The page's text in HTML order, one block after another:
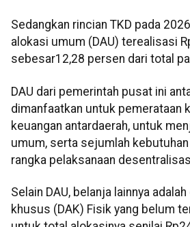
Sedangkan rincian TKD pada
alokasi umum (DAU) terealisasi
sebesar12,28 persen dari total
DAU dari pemerintah pusat ini
dimanfaatkan untuk pemerataan
keuangan antardaerah, untuk
umum, serta sejumlah
rangka pelaksanaan
Selain DAU, belanja lainnya
khusus (DAK) Fisik yang belum